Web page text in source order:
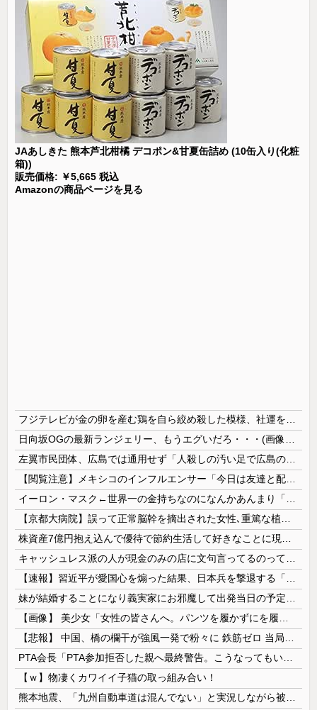
JAあしきた 熊本芦北柑橘 デコポン&甘夏缶詰め (10缶入り(化粧
箱))
販売価格: ￥5,665 税込
Amazonの商品ページを見る
【ｗ】物凄くカワイイ子猫の取っ組み合い！